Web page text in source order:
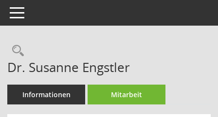
Toggle navigation
Rechercheauswahl
Dr. Susanne Engstler
Informationen Mitarbeit